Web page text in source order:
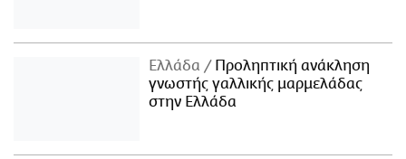
Ελλάδα
Προληπτική ανάκληση
γνωστής γαλλικής μαρμελάδας
στην Ελλάδα